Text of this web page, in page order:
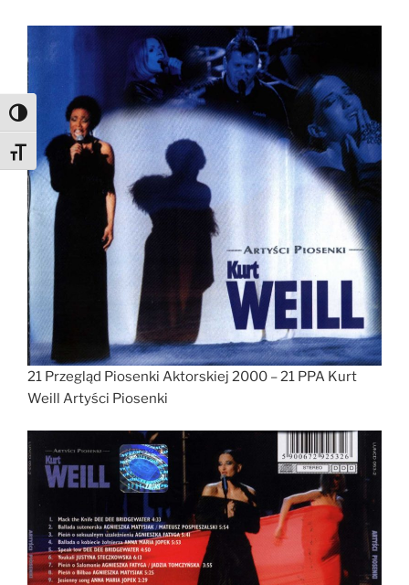
Toggle High Contrast
Toggle Font size
21 Przegląd Piosenki Aktorskiej 2000 – 21 PPA Kurt
Weill Artyści Piosenki